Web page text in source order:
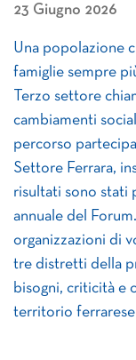
23 Giugno 2026
Una popolazione
famiglie sempre
Terzo settore
cambiamenti
percorso
Settore Ferrara,
risultati sono stati
annuale del
organizzazioni di
tre distretti della
bisogni, criticità e
territorio